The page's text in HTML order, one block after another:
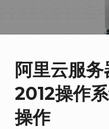
阿里云服
2012操作
操作